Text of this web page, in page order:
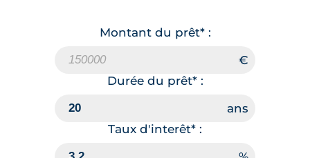
Montant du prêt* :
Durée du prêt* :
Taux d'interêt* :